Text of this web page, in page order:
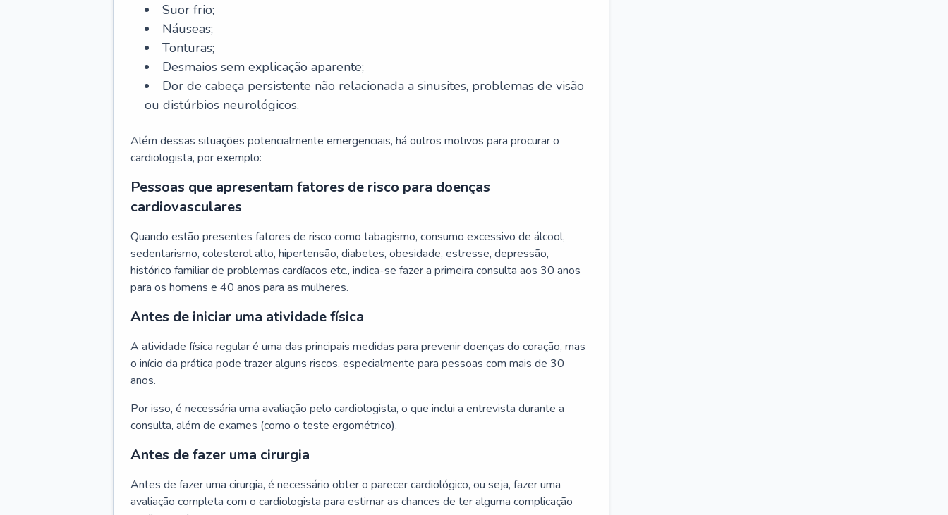
Suor frio;
Náuseas;
Tonturas;
Desmaios sem explicação aparente;
Dor de cabeça persistente não relacionada a sinusites, problemas de visão
ou distúrbios neurológicos.
Além dessas situações potencialmente emergenciais, há outros motivos para procurar o
cardiologista, por exemplo:
Pessoas que apresentam fatores de risco para doenças
cardiovasculares
Quando estão presentes fatores de risco como tabagismo, consumo excessivo de álcool,
sedentarismo, colesterol alto, hipertensão, diabetes, obesidade, estresse, depressão,
histórico familiar de problemas cardíacos etc., indica-se fazer a primeira consulta aos 30 anos
para os homens e 40 anos para as mulheres.
Antes de iniciar uma atividade física
A atividade física regular é uma das principais medidas para prevenir doenças do coração, mas
o início da prática pode trazer alguns riscos, especialmente para pessoas com mais de 30
anos.
Por isso, é necessária uma avaliação pelo cardiologista, o que inclui a entrevista durante a
consulta, além de exames (como o teste ergométrico).
Antes de fazer uma cirurgia
Antes de fazer uma cirurgia, é necessário obter o parecer cardiológico, ou seja, fazer uma
avaliação completa com o cardiologista para estimar as chances de ter alguma complicação